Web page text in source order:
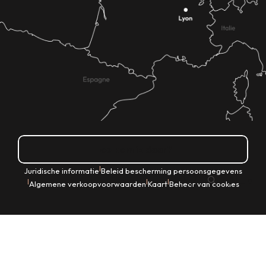
NL
Juridische informatie|Beleid bescherming persoonsgegevens
|Algemene verkoopvoorwaarden|Kaart|Beheer van cookies